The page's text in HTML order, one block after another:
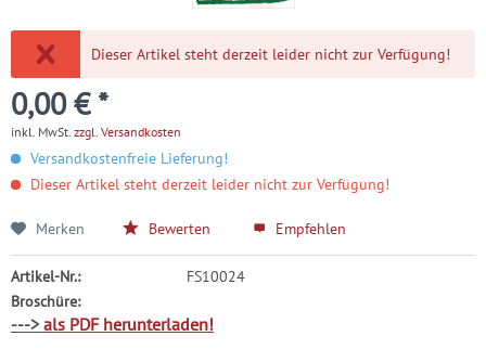
Dieser Artikel steht derzeit leider nicht zur Verfügung!
0,00 € *
inkl. MwSt. zzgl. Versandkosten
Versandkostenfreie Lieferung!
Dieser Artikel steht derzeit leider nicht zur Verfügung!
Merken Bewerten Empfehlen
Artikel-Nr.:
FS10024
Broschüre:
---> als PDF herunterladen!